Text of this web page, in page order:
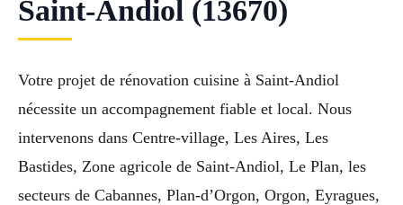
Saint-Andiol (13670)
Votre projet de rénovation cuisine à Saint-Andiol
nécessite un accompagnement fiable et local. Nous
intervenons dans Centre-village, Les Aires, Les
Bastides, Zone agricole de Saint-Andiol, Le Plan, les
secteurs de Cabannes, Plan-d’Orgon, Orgon, Eyragues,